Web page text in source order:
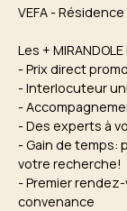
VEFA -
Les + MIRANDOLE
- Prix direct
- Interlocuteur
-
- Des experts à
- Gain de temps:
votre recherche!
- Premier
convenance